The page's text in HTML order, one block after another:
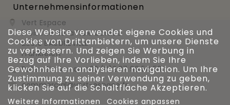
Unternehmensinformationen

Vert Espace
11 bis rue de la haie bardée
28310 BAUDREVILLE
Frankreich
 Rufen Sie uns an +33 (0)2 37 99 54 56
 commercial@vert-espace.fr
Diese Website verwendet eigene Cookies und
Cookies von Drittanbietern, um unsere Dienste
zu verbessern. Und zeigen Sie Werbung in
Bezug auf Ihre Vorlieben, indem Sie Ihre
Gewohnheiten analysieren navigation. Um Ihre
Zustimmung zu seiner Verwendung zu geben,
klicken Sie auf die Schaltfläche Akzeptieren.
Weitere Informationen Cookies anpassen